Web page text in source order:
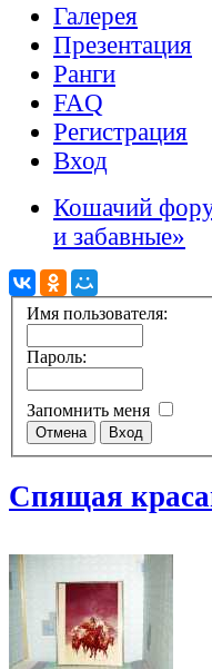
Галерея
Презентация
Ранги
FAQ
Регистрация
Вход
Кошачий
и забавные»
Имя пользователя:
Пароль:
Запомнить меня
Спящая